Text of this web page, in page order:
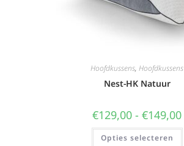
Hoofdkussens, Hoofdkussens
Nest-HK Natuur
€129,00 - €149,00
Opties selecteren